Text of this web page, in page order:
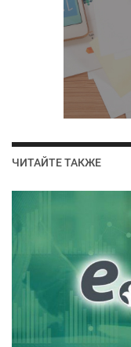
ЧИТАЙТЕ ТАКЖЕ